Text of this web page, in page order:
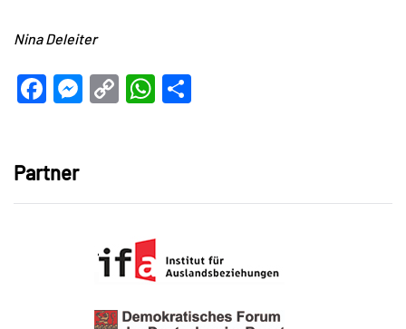
Nina Deleiter
Facebook
Messenger
CopyWhatsApp
Partner